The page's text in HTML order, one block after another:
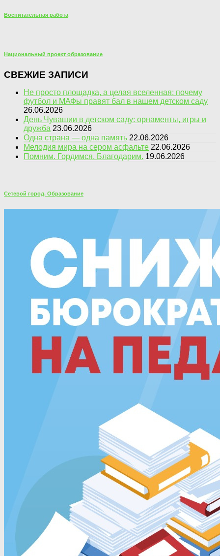
Воспитательная работа
Национальный проект образование
СВЕЖИЕ ЗАПИСИ
Не просто площадка, а целая вселенная: почему
футбол и МАФы правят бал в нашем детском саду
26.06.2026
День Чувашии в детском саду: орнаменты, игры и
дружба 23.06.2026
Одна страна — одна память 22.06.2026
Мелодия мира на сером асфальте 22.06.2026
Помним. Гордимся. Благодарим. 19.06.2026
Сетевой город. Образование